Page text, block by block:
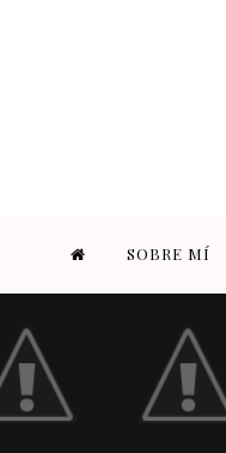
SOBRE MÍ